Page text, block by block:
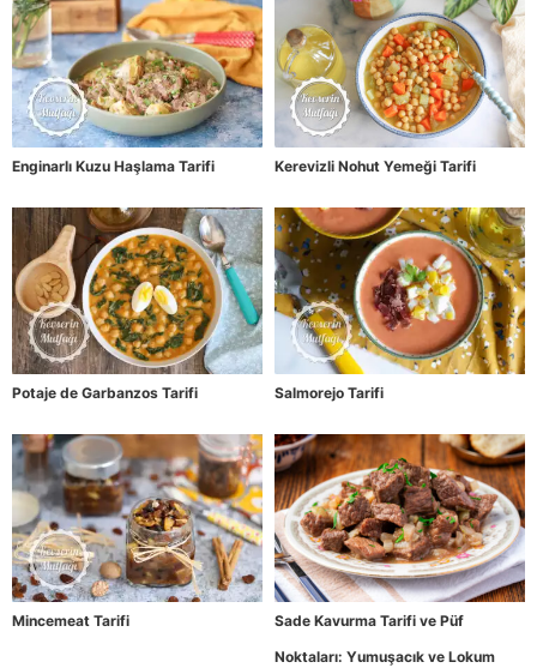
Enginarlı Kuzu Haşlama Tarifi Kerevizli Nohut Yemeği Tarifi
Potaje de Garbanzos Tarifi Salmorejo Tarifi
Mincemeat Tarifi
Sade Kavurma Tarifi ve Püf
Noktaları: Yumuşacık ve Lokum